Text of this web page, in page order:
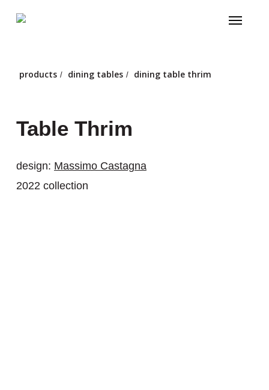
Menu
products / dining tables / dining table thrim
Table Thrim
design: Massimo Castagna
2022 collection